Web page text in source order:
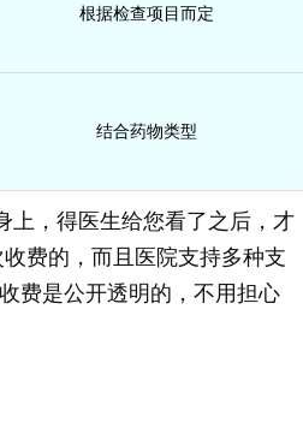
根据检查项目而定
结合药物类型
上，得医生给您看了之后，才
费的，而且医院支持多种支
费是公开透明的，不用担心